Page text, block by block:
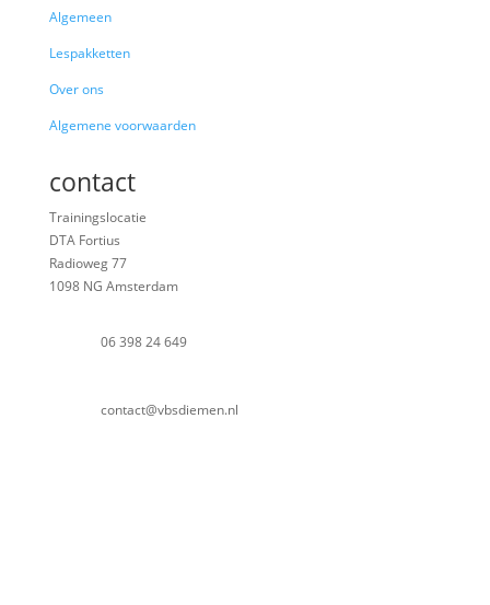
Algemeen
Lespakketten
Over ons
Algemene voorwaarden
contact
Trainingslocatie
DTA Fortius
Radioweg 77
1098 NG Amsterdam
06 398 24 649
contact@vbsdiemen.nl